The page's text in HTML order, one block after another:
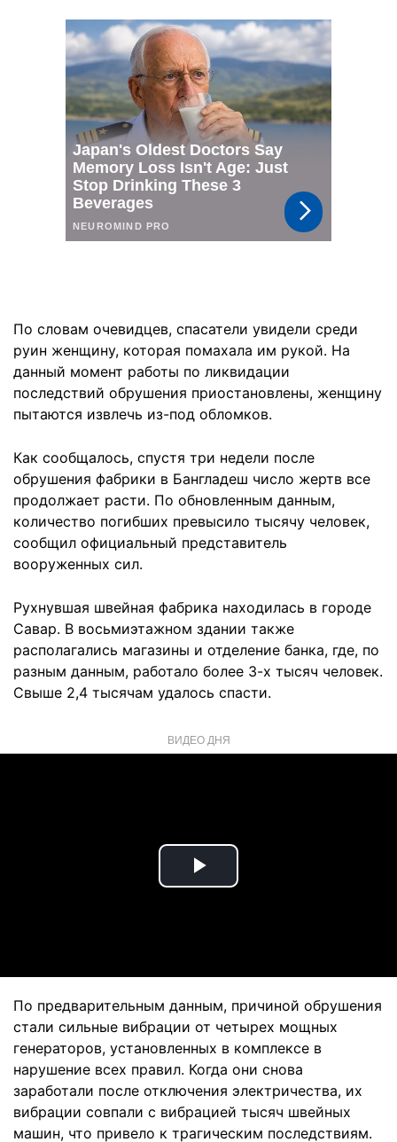
По словам очевидцев, спасатели увидели среди
руин женщину, которая помахала им рукой. На
данный момент работы по ликвидации
последствий обрушения приостановлены, женщину
пытаются извлечь из-под обломков.
Как сообщалось, спустя три недели после
обрушения фабрики в Бангладеш число жертв все
продолжает расти. По обновленным данным,
количество погибших превысило тысячу человек,
сообщил официальный представитель
вооруженных сил.
Рухнувшая швейная фабрика находилась в городе
Савар. В восьмиэтажном здании также
располагались магазины и отделение банка, где, по
разным данным, работало более 3-х тысяч человек.
Свыше 2,4 тысячам удалось спасти.
ВИДЕО ДНЯ
Play
По предварительным данным, причиной обрушения
стали сильные вибрации от четырех мощных
генераторов, установленных в комплексе в
нарушение всех правил. Когда они снова
заработали после отключения электричества, их
вибрации совпали с вибрацией тысяч швейных
машин, что привело к трагическим последствиям.